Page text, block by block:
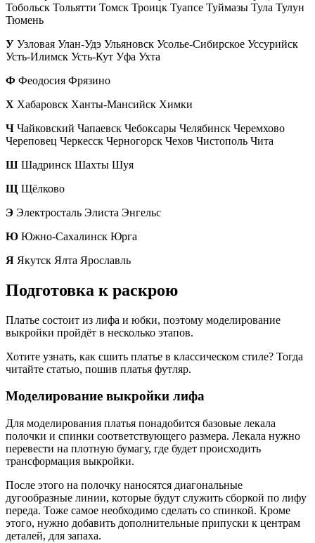
Тобольск Тольятти Томск Троицк Туапсе Туймазы Тула Тулун
Тюмень
У Узловая Улан-Удэ Ульяновск Усолье-Сибирское Уссурийск
Усть-Илимск Усть-Кут Уфа Ухта
Ф Феодосия Фрязино
Х Хабаровск Ханты-Мансийск Химки
Ч Чайковский Чапаевск Чебоксары Челябинск Черемхово
Череповец Черкесск Черногорск Чехов Чистополь Чита
Ш Шадринск Шахты Шуя
Щ Щёлково
Э Электросталь Элиста Энгельс
Ю Южно-Сахалинск Юрга
Я Якутск Ялта Ярославль
Подготовка к раскрою
Платье состоит из лифа и юбки, поэтому моделирование
выкройки пройдёт в несколько этапов.
Хотите узнать, как сшить платье в классическом стиле? Тогда
читайте статью, пошив платья футляр.
Моделирование выкройки лифа
Для моделирования платья понадобится базовые лекала
полочки и спинки соответствующего размера. Лекала нужно
перевести на плотную бумагу, где будет происходить
трансформация выкройки.
После этого на полочку наносятся диагональные
дугообразные линии, которые будут служить сборкой по лифу
переда. Тоже самое необходимо сделать со спинкой. Кроме
этого, нужно добавить дополнительные припуски к центрам
деталей, для запаха.